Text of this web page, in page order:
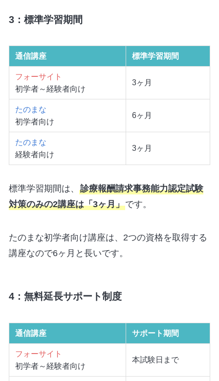
3：標準学習期間
通信講座 標準学習期間
フォーサイト
初学者～経験者向け
3ヶ月
たのまな
初学者向け
6ヶ月
たのまな
経験者向け
3ヶ月
標準学習期間は、 診療報酬請求事務能力認定試験
対策のみの2講座は「3ヶ月」です。
たのまな初学者向け講座は、2つの資格を取得する
講座なので6ヶ月と長いです。
4：無料延長サポート制度
通信講座 サポート期間
フォーサイト
初学者～経験者向け
本試験日まで